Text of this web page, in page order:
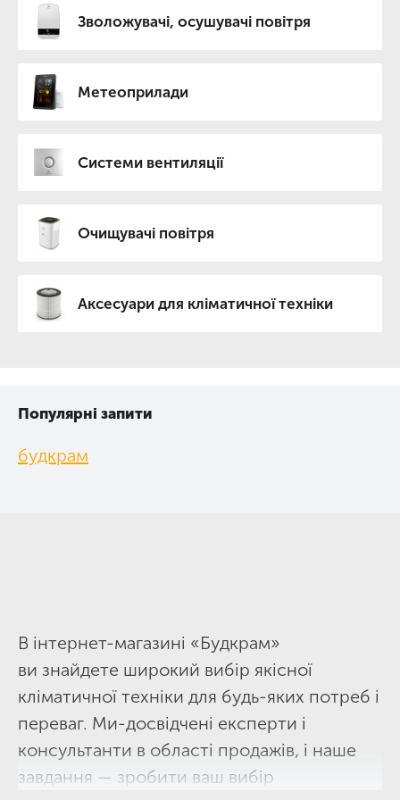
Зволожувачі, осушувачі повітря
Метеоприлади
Системи вентиляції
Очищувачі повітря
Аксесуари для кліматичної техніки
Популярні запити
будкрам
В інтернет-магазині «Будкрам»
ви знайдете широкий вибір якісної
кліматичної техніки для будь-яких потреб і
переваг. Ми-досвідчені експерти і
консультанти в області продажів, і наше
завдання — зробити ваш вибір